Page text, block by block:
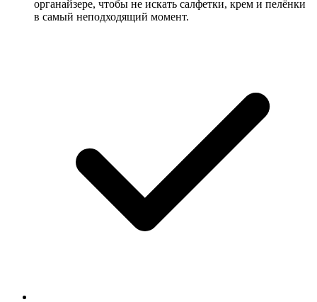
органайзере, чтобы не искать салфетки, крем и пелёнки
в самый неподходящий момент.